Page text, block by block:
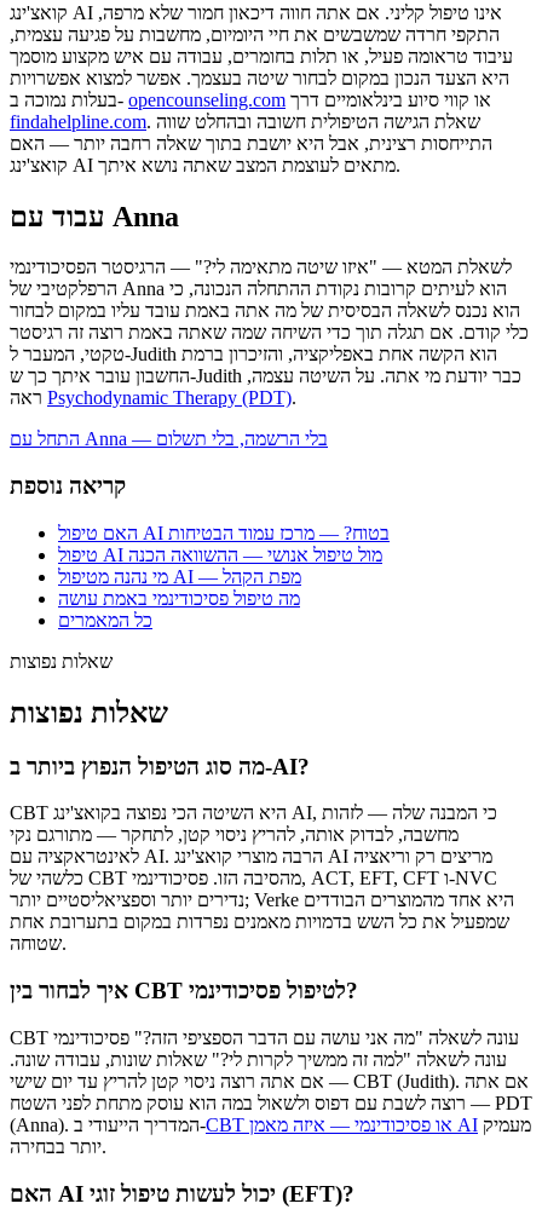
קואצ'ינג AI אינו טיפול קליני. אם אתה חווה דיכאון חמור שלא מרפה,
התקפי חרדה שמשבשים את חיי היומיום, מחשבות על פגיעה עצמית,
עיבוד טראומה פעיל, או תלות בחומרים, עבודה עם איש מקצוע מוסמך
היא הצעד הנכון במקום לבחור שיטה בעצמך. אפשר למצוא אפשרויות
בעלות נמוכה ב- opencounseling.com או קווי סיוע בינלאומיים דרך
findahelpline.com. שאלת הגישה הטיפולית חשובה ובהחלט שווה
התייחסות רצינית, אבל היא יושבת בתוך שאלה רחבה יותר — האם
קואצ'ינג AI מתאים לעוצמת המצב שאתה נושא איתך.
עבוד עם Anna
לשאלת המטא — "איזו שיטה מתאימה לי?" — הרגיסטר הפסיכודינמי
הרפלקטיבי של Anna הוא לעיתים קרובות נקודת ההתחלה הנכונה, כי
הוא נכנס לשאלה הבסיסית של מה אתה באמת עובד עליו במקום לבחור
כלי קודם. אם תגלה תוך כדי השיחה שמה שאתה באמת רוצה זה רגיסטר
טקטי, המעבר ל-Judith הוא הקשה אחת באפליקציה, והזיכרון ברמת
החשבון עובר איתך כך ש-Judith כבר יודעת מי אתה. על השיטה עצמה,
Psychodynamic Therapy (PDT).
התחל עם Anna — בלי הרשמה, בלי תשלום
קריאה נוספת
האם טיפול AI בטוח? — מרכז עמוד הבטיחות
טיפול AI מול טיפול אנושי — ההשוואה הכנה
מי נהנה מטיפול AI — מפת הקהל
מה טיפול פסיכודינמי באמת עושה
כל המאמרים
שאלות נפוצות
שאלות נפוצות
מה סוג הטיפול הנפוץ ביותר ב-AI?
CBT היא השיטה הכי נפוצה בקואצ'ינג AI, כי המבנה שלה — לזהות
מחשבה, לבדוק אותה, להריץ ניסוי קטן, לתחקר — מתורגם נקי
לאינטראקציה עם AI. הרבה מוצרי קואצ'ינג AI מריצים רק וריאציה
כלשהי של CBT מהסיבה הזו. פסיכודינמי, ACT, EFT, CFT ו-NVC
נדירים יותר וספציאליסטיים יותר; Verke היא אחד מהמוצרים הבודדים
שמפעיל את כל השש בדמויות מאמנים נפרדות במקום בתערובת אחת
שטוחה.
איך לבחור בין CBT לטיפול פסיכודינמי?
CBT עונה לשאלה "מה אני עושה עם הדבר הספציפי הזה?" פסיכודינמי
עונה לשאלה "למה זה ממשיך לקרות לי?" שאלות שונות, עבודה שונה.
אם אתה רוצה ניסוי קטן להריץ עד יום שישי — CBT (Judith). אם אתה
רוצה לשבת עם דפוס ולשאול במה הוא עוסק מתחת לפני השטח — PDT
(Anna). המדריך הייעודי ב-
CBT או פסיכודינמי — איזה מאמן AI
יותר בבחירה.
האם AI יכול לעשות טיפול זוגי (EFT)?